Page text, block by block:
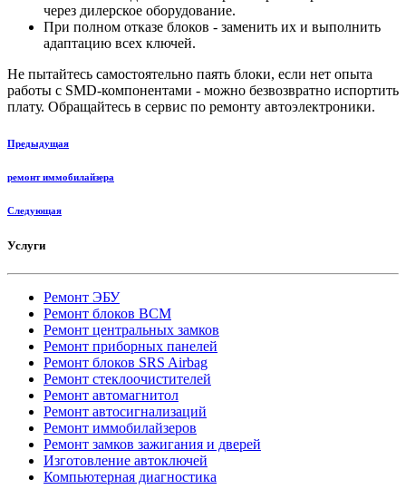
через дилерское оборудование.
При полном отказе блоков - заменить их и выполнить
адаптацию всех ключей.
Не пытайтесь самостоятельно паять блоки, если нет опыта
работы с SMD-компонентами - можно безвозвратно испортить
плату. Обращайтесь в сервис по ремонту автоэлектроники.
Предыдущая
ремонт иммобилайзера
Следующая
Услуги
Ремонт ЭБУ
Ремонт блоков BCМ
Ремонт центральных замков
Ремонт приборных панелей
Ремонт блоков SRS Airbag
Ремонт стеклоочистителей
Ремонт автомагнитол
Ремонт автосигнализаций
Ремонт иммобилайзеров
Ремонт замков зажигания и дверей
Изготовление автоключей
Компьютерная диагностика